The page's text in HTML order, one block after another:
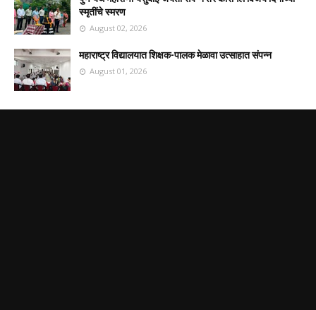
स्मृतींचे स्मरण
August 02, 2026
महाराष्ट्र विद्यालयात शिक्षक-पालक मेळावा उत्साहात संपन्न
August 01, 2026